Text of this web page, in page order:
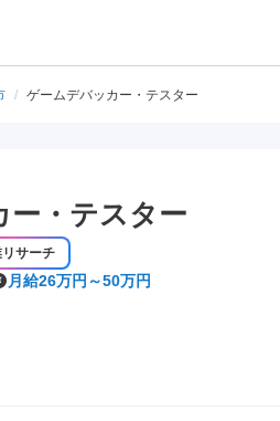
/ ゲームデバッカー・テスター
ー・テスター
サーチ
月給26万円～50万円